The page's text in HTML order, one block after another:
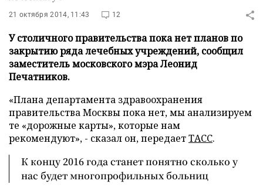
21 октября 2014, 11:43 12
У столичного правительства пока нет планов по
закрытию ряда лечебных учреждений, сообщил
заместитель московского мэра Леонид
Печатников.
«Плана департамента здравоохранения
правительства Москвы пока нет, мы анализируем
те «дорожные карты», которые нам
рекомендуют», - сказал он, передаетТАСС.
К концу 2016 года станет понятно сколько у
нас будет многопрофильных больниц